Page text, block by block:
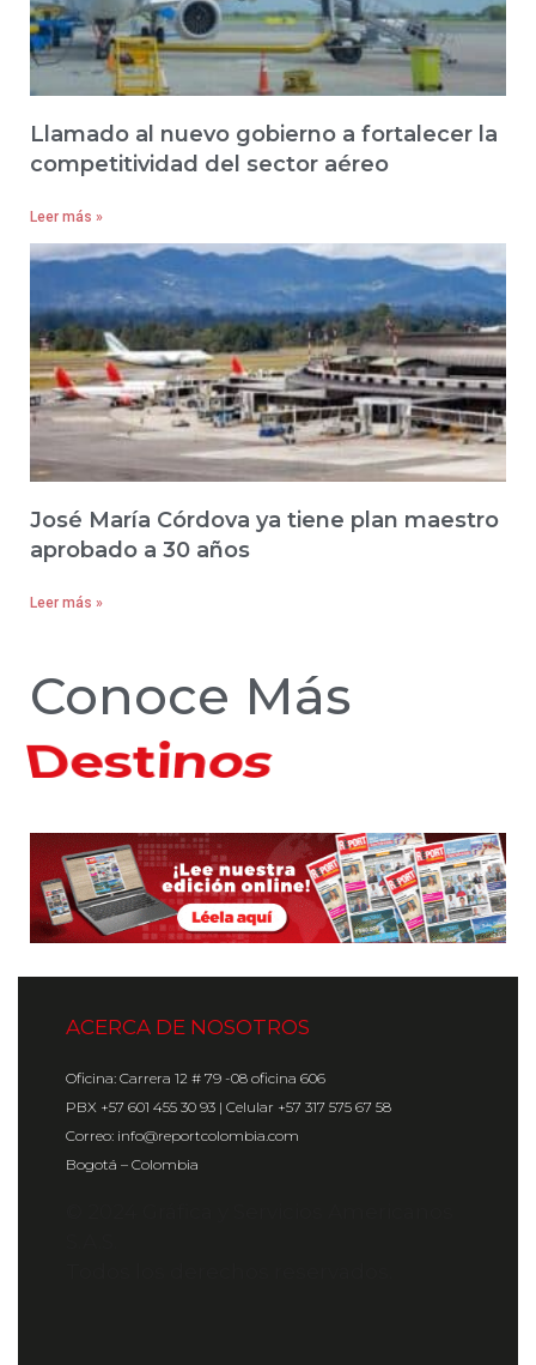
Llamado al nuevo gobierno a fortalecer la
competitividad del sector aéreo
Leer más »
José María Córdova ya tiene plan maestro
aprobado a 30 años
Leer más »
Conoce Más
Hoteles
ACERCA DE NOSOTROS
Oficina: Carrera 12 # 79 -08 oficina 606
PBX +57 601 455 30 93 | Celular +57 317 575 67 58
Correo: info@reportcolombia.com
Bogotá – Colombia